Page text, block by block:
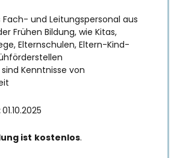
und Leitungspersonal aus
Frühen Bildung, wie Kitas,
Elternschulen, Eltern-Kind-
sind Kenntnisse von
01.10.2025
ist kostenlos.